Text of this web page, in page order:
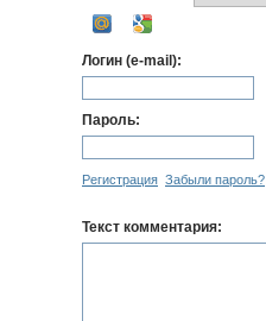
Логин (e-mail):
Пароль:
Регистрация Забыли пароль?
Текст комментария: